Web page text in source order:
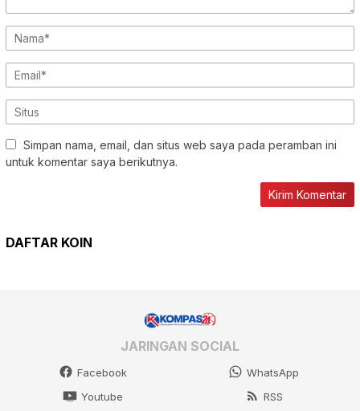
Simpan nama, email, dan situs web saya pada peramban ini
untuk komentar saya berikutnya.
DAFTAR KOIN
JARINGAN SOCIAL
Facebook
WhatsApp
Youtube
RSS